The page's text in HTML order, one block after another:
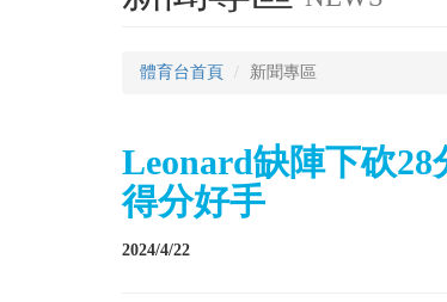
體育台首頁 新聞專區
Leonard缺陣下砍
得分好手
2024/4/22